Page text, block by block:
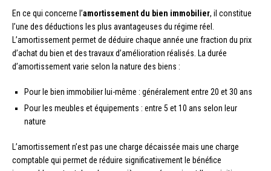
En ce qui concerne l’amortissement du bien immobilier, il constitue
l’une des déductions les plus avantageuses du régime réel.
L’amortissement permet de déduire chaque année une fraction du prix
d’achat du bien et des travaux d’amélioration réalisés. La durée
d’amortissement varie selon la nature des biens :
Pour le bien immobilier lui-même : généralement entre 20 et 30 ans
Pour les meubles et équipements : entre 5 et 10 ans selon leur
nature
L’amortissement n’est pas une charge décaissée mais une charge
comptable qui permet de réduire significativement le bénéfice